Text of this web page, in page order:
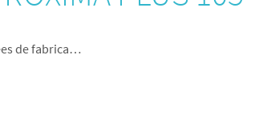
de fabrica…